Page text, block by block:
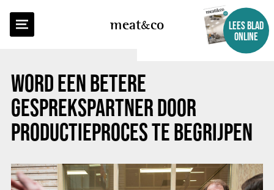
meatco
LEES BLAD
ONLINE
WORD EEN BETERE
GESPREKSPARTNER DOOR
PRODUCTIEPROCES TE BEGRIJPEN
TERUG NAAR OVERZICHT